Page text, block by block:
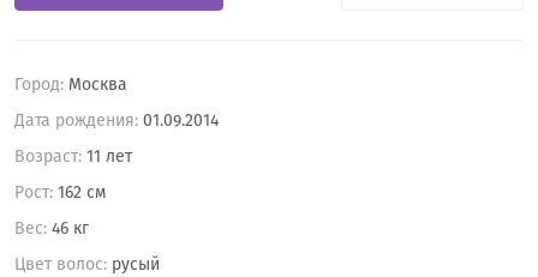
Город: Москва
Дата рождения: 01.09.2014
Возраст: 11 лет
Рост: 162 см
Вес: 46 кг
Цвет волос: русый